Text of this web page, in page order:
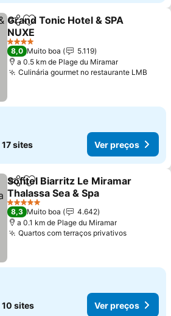
PartilharAdicionar aos favoritos
Grand Tonic Hotel & SPA
NUXE
4 Estrelas
8,0 Muito boa
5.119
a 0.5 km de Plage du Miramar
Culinária gourmet no restaurante LMB
17 sites Ver preços
PartilharAdicionar aos favoritos
Sofitel Biarritz Le Miramar
Thalassa Sea & Spa
5 Estrelas
8,3 Muito boa
4.642
a 0.1 km de Plage du Miramar
Quartos com terraços privativos
10 sites Ver preços